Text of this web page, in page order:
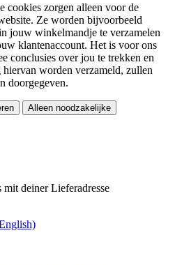
cookies zorgen alleen voor de
Ze worden bijvoorbeeld
jouw winkelmandje te verzamelen
klantenaccount. Het is voor ons
conclusies over jou te trekken en
hiervan worden verzameld, zullen
doorgegeven.
Alleen noodzakelijke
mit deiner Lieferadresse